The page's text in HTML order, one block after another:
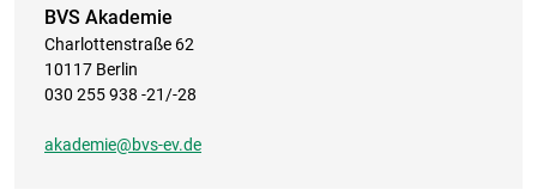
BVS Akademie
Charlottenstraße 62
10117 Berlin
030 255 938 -21/-28
akademie@bvs-ev.de